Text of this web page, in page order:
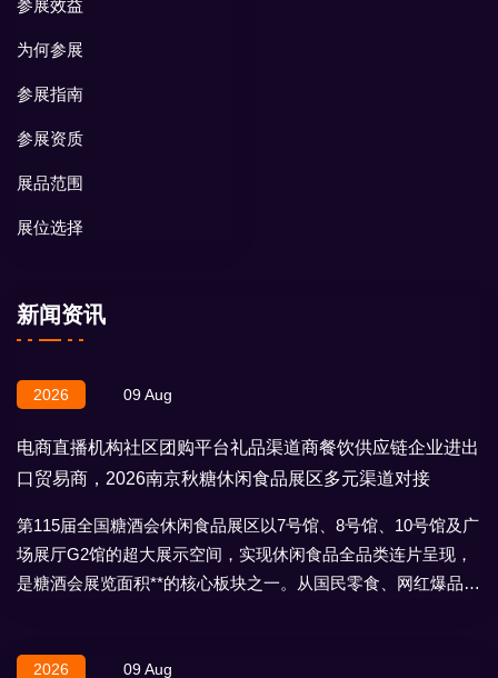
参展效益
为何参展
参展指南
参展资质
展品范围
展位选择
新闻资讯
2026 09 Aug
电商直播机构社区团购平台礼品渠道商餐饮供应链企业进出
口贸易商，2026南京秋糖休闲食品展区多元渠道对接
第115届全国糖酒会休闲食品展区以7号馆、8号馆、10号馆及广
场展厅G2馆的超大展示空间，实现休闲食品全品类连片呈现，
是糖酒会展览面积**的核心板块之一。从国民零食、网红爆品到
2026 09 Aug